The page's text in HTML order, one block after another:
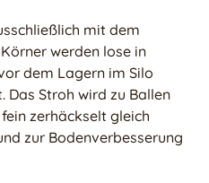
mit dem
werden lose in
dem Lagern im Silo
Stroh wird zu Ballen
zerhäckselt gleich
zur Bodenverbesserung